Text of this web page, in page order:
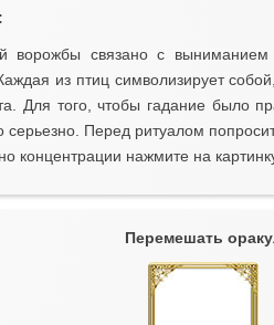
ворожбы связано с
из птиц символизирует
Для того, чтобы гадание было
серьезно. Перед ритуалом
концентрации нажмите на
Перемешать